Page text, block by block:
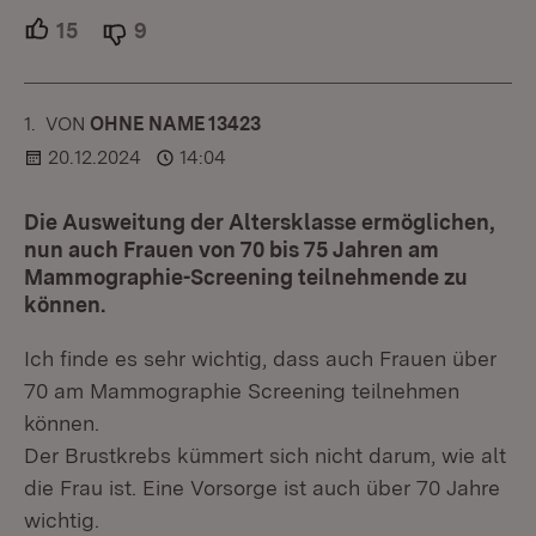
15 Unterstützer.
9
1. KOMMENTAR
VON :OHNE NAME 13423
20.12.2024
14:04
Die Ausweitung der Altersklasse ermöglichen,
nun auch Frauen von 70 bis 75 Jahren am
Mammographie-Screening teilnehmende zu
können.
Ich finde es sehr wichtig, dass auch Frauen über
70 am Mammographie Screening teilnehmen
können.
Der Brustkrebs kümmert sich nicht darum, wie alt
die Frau ist. Eine Vorsorge ist auch über 70 Jahre
wichtig.